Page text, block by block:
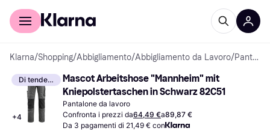
Per il tuo shopping
Klarna/Shopping/Abbigliamento/Abbigliamento da Lavoro/ Pantaloni da lavoro
Di tendenza
+4
Mascot Arbeitshose "Mannheim" mit
Kniepolstertaschen in Schwarz 82C51
Pantalone da lavoro
Confronta i prezzi da64,49 €a89,87 €
Da 3 pagamenti di 21,49 € con